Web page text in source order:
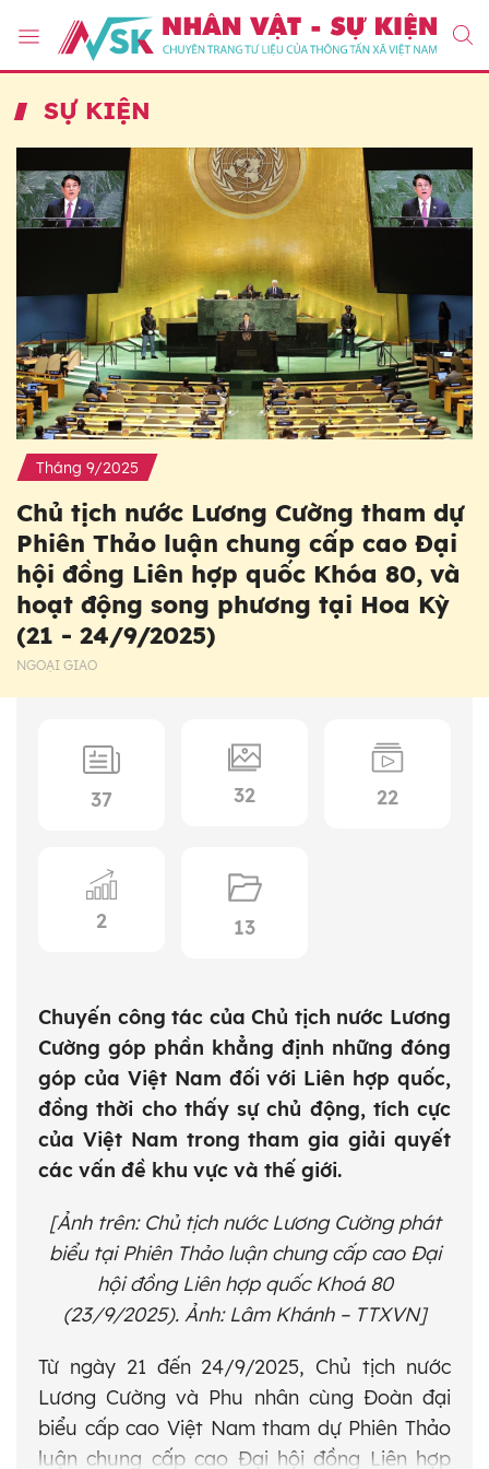
SỰ KIỆN
Tháng 9/2025
Chủ tịch nước Lương Cường tham dự
Phiên Thảo luận chung cấp cao Đại
hội đồng Liên hợp quốc Khóa 80, và
hoạt động song phương tại Hoa Kỳ
(21 - 24/9/2025)
NGOẠI GIAO
37 32 22
2 13
Chuyến công tác của Chủ tịch nước Lương
Cường góp phần khẳng định những đóng
góp của Việt Nam đối với Liên hợp quốc,
đồng thời cho thấy sự chủ động, tích cực
của Việt Nam trong tham gia giải quyết
các vấn đề khu vực và thế giới.
[Ảnh trên: Chủ tịch nước Lương Cường phát
biểu tại Phiên Thảo luận chung cấp cao Đại
hội đồng Liên hợp quốc Khoá 80
(23/9/2025). Ảnh: Lâm Khánh – TTXVN]
Từ ngày 21 đến 24/9/2025, Chủ tịch nước
Lương Cường và Phu nhân cùng Đoàn đại
biểu cấp cao Việt Nam tham dự Phiên Thảo
luận chung cấp cao Đại hội đồng Liên hợp